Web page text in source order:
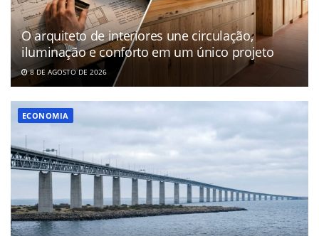
O arquiteto de interiores une circulação,
iluminação e conforto em um único projeto
8 DE AGOSTO DE 2026
ECONOMIA